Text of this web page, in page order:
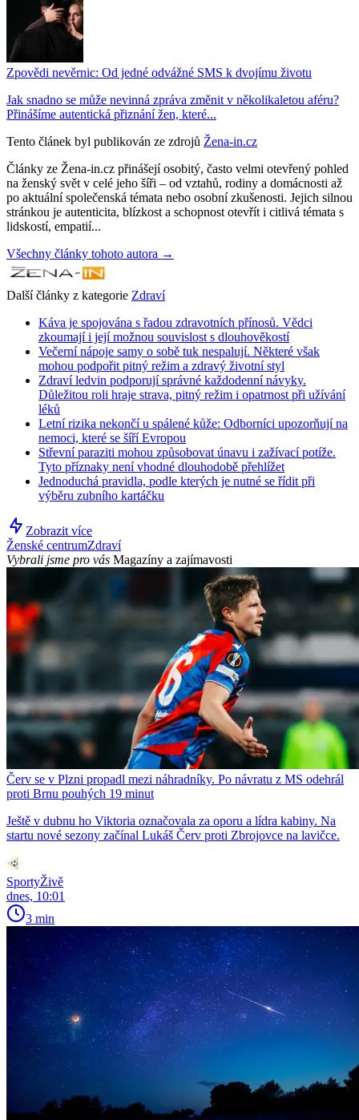
Zpovědi nevěrnic: Od jedné odvážné SMS k dvojímu životu
Jak snadno se může nevinná zpráva změnit v několikaletou aféru?
Přinášíme autentická přiznání žen, které...
Tento článek byl publikován ze zdrojů Žena-in.cz
Články ze Žena-in.cz přinášejí osobitý, často velmi otevřený pohled
na ženský svět v celé jeho šíři – od vztahů, rodiny a domácnosti až
po aktuální společenská témata nebo osobní zkušenosti. Jejich silnou
stránkou je autenticita, blízkost a schopnost otevřít i citlivá témata s
lidskostí, empatií...
Všechny články tohoto autora →
Další články z kategorie Zdraví
Káva je spojována s řadou zdravotních přínosů. Vědci
zkoumají i její možnou souvislost s dlouhověkostí
Večerní nápoje samy o sobě tuk nespalují. Některé však
mohou podpořit pitný režim a zdravý životní styl
Zdraví ledvin podporují správné každodenní návyky.
Důležitou roli hraje strava, pitný režim i opatrnost při užívání
léků
Letní rizika nekončí u spálené kůže: Odborníci upozorňují na
nemoci, které se šíří Evropou
Střevní paraziti mohou způsobovat únavu i zažívací potíže.
Tyto příznaky není vhodné dlouhodobě přehlížet
Jednoduchá pravidla, podle kterých je nutné se řídit při
výběru zubního kartáčku
Zobrazit více
Ženské centrumZdraví
Vybrali jsme pro vás Magazíny a zajímavosti
Červ se v Plzni propadl mezi náhradníky. Po návratu z MS odehrál
proti Brnu pouhých 19 minut
Ještě v dubnu ho Viktoria označovala za oporu a lídra kabiny. Na
startu nové sezony začínal Lukáš Červ proti Zbrojovce na lavičce.
SportyŽivě
dnes, 10:01
3 min